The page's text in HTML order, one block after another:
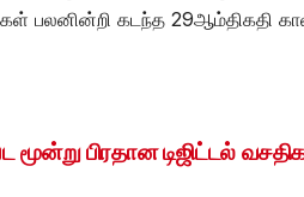
பலனின்றி கடந்த 29ஆம்திகதி
மூன்று பிரதான டிஜிட்டல்